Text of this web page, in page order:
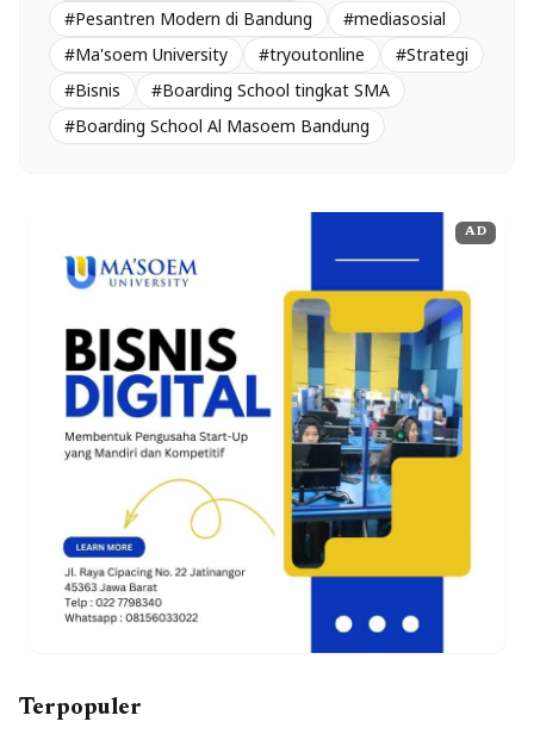
#Pesantren Modern di Bandung
#mediasosial
#Ma'soem University
#tryoutonline
#Strategi
#Bisnis
#Boarding School tingkat SMA
#Boarding School Al Masoem Bandung
AD
Terpopuler